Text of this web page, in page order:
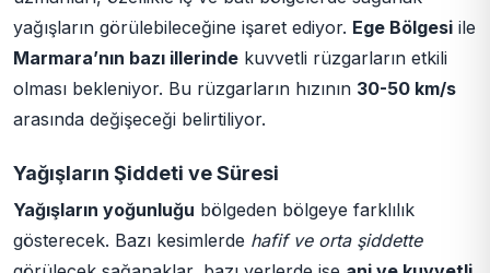
yağışların görülebileceğine işaret ediyor. Ege Bölgesi ile
Marmara’nın bazı illerinde kuvvetli rüzgarların etkili
olması bekleniyor. Bu rüzgarların hızının 30-50 km/s
arasında değişeceği belirtiliyor.
Yağışların Şiddeti ve Süresi
Yağışların yoğunluğu bölgeden bölgeye farklılık
gösterecek. Bazı kesimlerde hafif ve orta şiddette